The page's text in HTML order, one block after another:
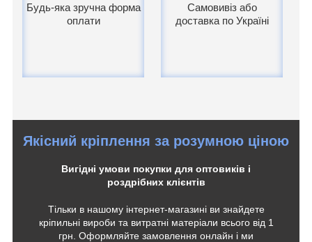
Будь-яка зручна форма
оплати
Самовивіз або
доставка по Україні
Якісний кріплення за розумною ціною
Вигідні умови покупки для оптовиків і
роздрібних клієнтів
Тільки в нашому інтернет-магазині ви знайдете
кріпильні вироби та витратні матеріали всього від 1
грн. Оформляйте замовлення онлайн і ми